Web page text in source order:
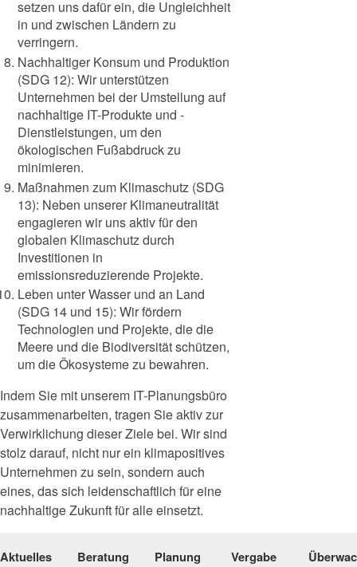
setzen uns dafür ein, die Ungleichheit
in und zwischen Ländern zu
verringern.
Nachhaltiger Konsum und Produktion
(SDG 12): Wir unterstützen
Unternehmen bei der Umstellung auf
nachhaltige IT-Produkte und -
Dienstleistungen, um den
ökologischen Fußabdruck zu
minimieren.
Maßnahmen zum Klimaschutz (SDG
13): Neben unserer Klimaneutralität
engagieren wir uns aktiv für den
globalen Klimaschutz durch
Investitionen in
emissionsreduzierende Projekte.
Leben unter Wasser und an Land
(SDG 14 und 15): Wir fördern
Technologien und Projekte, die die
Meere und die Biodiversität schützen,
um die Ökosysteme zu bewahren.
Indem Sie mit unserem IT-Planungsbüro
zusammenarbeiten, tragen Sie aktiv zur
Verwirklichung dieser Ziele bei. Wir sind
stolz darauf, nicht nur ein klimapositives
Unternehmen zu sein, sondern auch
eines, das sich leidenschaftlich für eine
nachhaltige Zukunft für alle einsetzt.
Aktuelles Beratung Planung Vergabe